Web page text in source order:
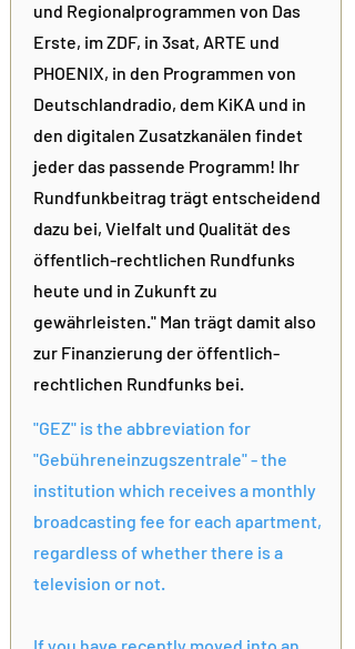
und Regionalprogrammen von Das
Erste, im ZDF, in 3sat, ARTE und
PHOENIX, in den Programmen von
Deutschlandradio, dem KiKA und in
den digitalen Zusatzkanälen findet
jeder das passende Programm! Ihr
Rundfunkbeitrag trägt entscheidend
dazu bei, Vielfalt und Qualität des
öffentlich-rechtlichen Rundfunks
heute und in Zukunft zu
gewährleisten." Man trägt damit also
zur Finanzierung der öffentlich-
rechtlichen Rundfunks bei.
"GEZ" is the abbreviation for
"Gebühreneinzugszentrale" - the
institution which receives a monthly
broadcasting fee for each apartment,
regardless of whether there is a
television or not.